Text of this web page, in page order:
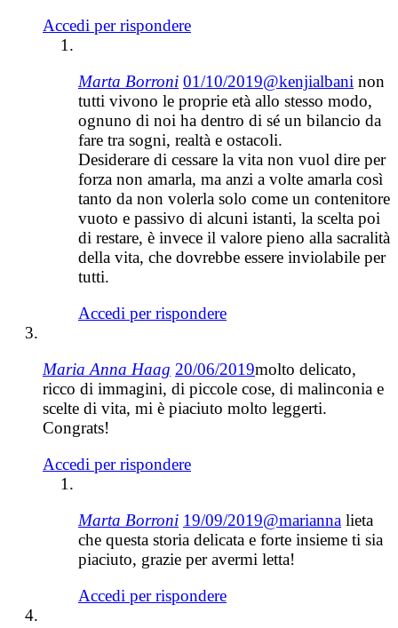
Accedi per rispondere
Marta Borroni 01/10/2019@kenjialbani non
tutti vivono le proprie età allo stesso modo,
ognuno di noi ha dentro di sé un bilancio da
fare tra sogni, realtà e ostacoli.
Desiderare di cessare la vita non vuol dire per
forza non amarla, ma anzi a volte amarla così
tanto da non volerla solo come un contenitore
vuoto e passivo di alcuni istanti, la scelta poi
di restare, è invece il valore pieno alla sacralità
della vita, che dovrebbe essere inviolabile per
tutti.
Accedi per rispondere
Maria Anna Haag 20/06/2019molto delicato,
ricco di immagini, di piccole cose, di malinconia e
scelte di vita, mi è piaciuto molto leggerti.
Congrats!
Accedi per rispondere
Marta Borroni 19/09/2019@marianna lieta
che questa storia delicata e forte insieme ti sia
piaciuto, grazie per avermi letta!
Accedi per rispondere